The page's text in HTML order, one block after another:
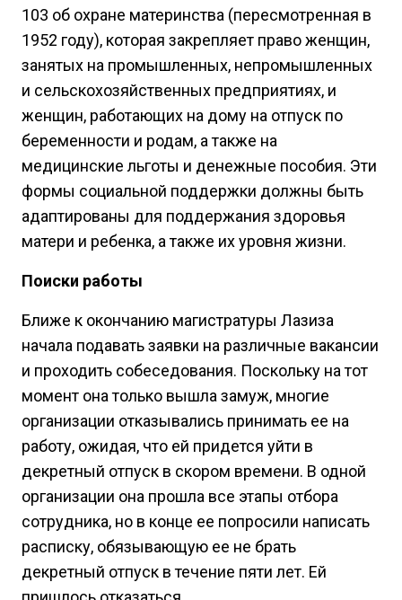
103 об охране материнства (пересмотренная в
1952 году), которая закрепляет право женщин,
занятых на промышленных, непромышленных
и сельскохозяйственных предприятиях, и
женщин, работающих на дому на отпуск по
беременности и родам, а также на
медицинские льготы и денежные пособия. Эти
формы социальной поддержки должны быть
адаптированы для поддержания здоровья
матери и ребенка, а также их уровня жизни.
Поиски работы
Ближе к окончанию магистратуры Лазиза
начала подавать заявки на различные вакансии
и проходить собеседования. Поскольку на тот
момент она только вышла замуж, многие
организации отказывались принимать ее на
работу, ожидая, что ей придется уйти в
декретный отпуск в скором времени. В одной
организации она прошла все этапы отбора
сотрудника, но в конце ее попросили написать
расписку, обязывающую ее не брать
декретный отпуск в течение пяти лет. Ей